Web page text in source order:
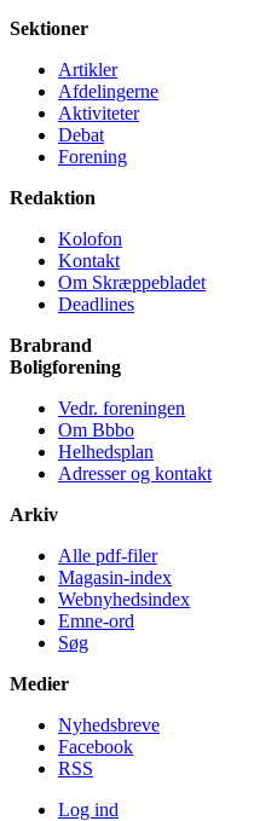
Sektioner
Artikler
Afdelingerne
Aktiviteter
Debat
Forening
Redaktion
Kolofon
Kontakt
Om Skræppe­bladet
Deadlines
Brabrand
Bolig­forening
Vedr. foreningen
Om Bbbo
Helheds­plan
Adresser og kontakt
Arkiv
Alle pdf-filer
Magasin-index
Webnyhedsindex
Emne-ord
Søg
Medier
Nyheds­breve
Facebook
RSS
Log ind